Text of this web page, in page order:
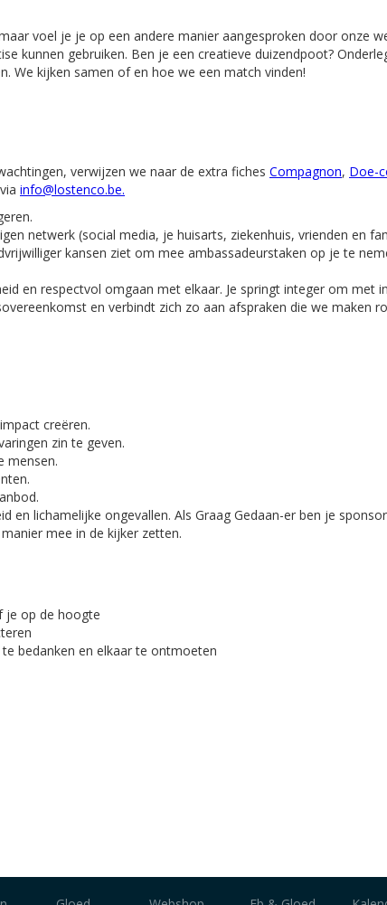
voel je je op een andere manier aangesproken door onze
kunnen gebruiken. Ben je een creatieve duizendpoot?
We kijken samen of en hoe we een match vinden!
verwijzen we naar de extra fiches Compagnon, Doe-
info@lostenco.be.
netwerk (social media, je huisarts, ziekenhuis, vrienden en
kansen ziet om mee ambassadeurstaken op je te
en respectvol omgaan met elkaar. Je springt integer om met
en verbindt zich zo aan afspraken die we maken
creëren.
zin te geven.
mensen.
en lichamelijke ongevallen. Als Graag Gedaan-er ben je
mee in de kijker zetten.
je op de hoogte
bedanken en elkaar te ontmoeten